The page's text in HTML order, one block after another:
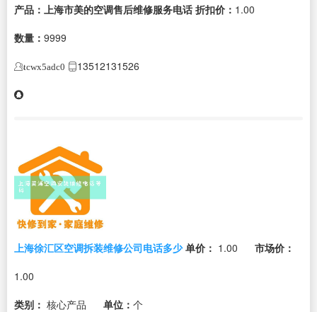
产品：上海市美的空调售后维修服务电话 折扣价： 1.00
数量： 9999
tcwx5adc0 13512131526
上海徐汇区空调拆装维修公司电话多少 单价： 1.00
市场价：
1.00
类别： 核心产品 单位： 个